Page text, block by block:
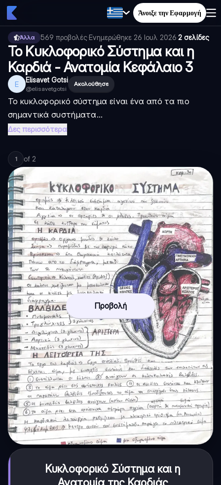
Άνοιξε την Εφαρμογή
Άλλα 569 προβολές·Ενημερώθηκε 26 Ιουλ 2026·2 σελίδες
Το Κυκλοφορικό Σύστημα και η
Καρδιά - Ανατομία Κεφάλαιο 3
E Elisavet Gotsi
@elisavetgotsi
Ακολούθησε
Το κυκλοφορικό σύστημα είναι ένα από τα πιο
σημαντικά συστήματα...
Δες περισσότερα
1 of 2
Προβολή
Κυκλοφορικό Σύστημα και η